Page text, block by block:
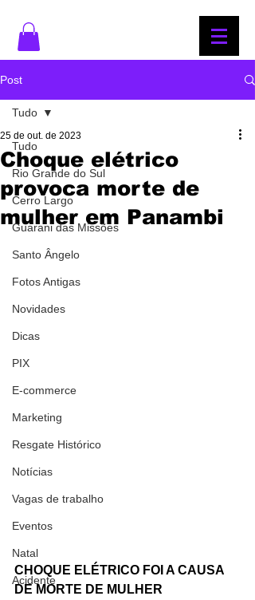
Post
Tudo
Rio Grande do Sul
Cerro Largo
Guarani das Missões
Santo Ângelo
Fotos Antigas
Novidades
Dicas
PIX
E-commerce
Marketing
Resgate Histórico
Notícias
Vagas de trabalho
Eventos
Natal
Acidente
Tudo
Choque elétrico
provoca morte de
mulher em Panambi
25 de out. de 2023
CHOQUE ELÉTRICO FOI A CAUSA
DE MORTE DE MULHER